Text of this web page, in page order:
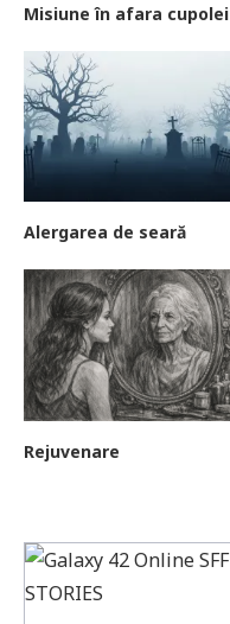
Misiune în afara cupolei
Alergarea de seară
Rejuvenare